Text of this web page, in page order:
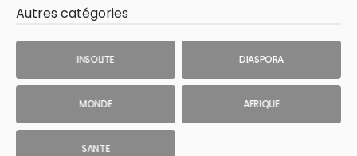
Autres catégories
INSOLITE DIASPORA
MONDE AFRIQUE
SANTE